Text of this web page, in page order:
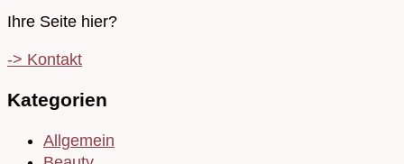
Ihre Seite hier?
-> Kontakt
Kategorien
Allgemein